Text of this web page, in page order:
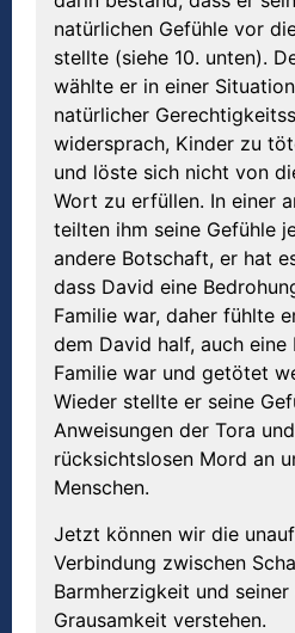
natürlichen Gefühle vor
stellte (siehe 10. unten).
wählte er in einer
natürlicher
widersprach, Kinder zu
und löste sich nicht von
Wort zu erfüllen. In einer
teilten ihm seine Gefühle
andere Botschaft, er hat
dass David eine
Familie war, daher fühlte
dem David half, auch
Familie war und getötet
Wieder stellte er seine
Anweisungen der Tora
rücksichtslosen Mord an
Menschen.
Jetzt können wir die
Verbindung zwischen
Barmherzigkeit und seiner
Grausamkeit verstehen.